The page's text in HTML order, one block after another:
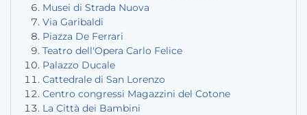
Musei di Strada Nuova
Via Garibaldi
Piazza De Ferrari
Teatro dell'Opera Carlo Felice
Palazzo Ducale
Cattedrale di San Lorenzo
Centro congressi Magazzini del Cotone
La Città dei Bambini